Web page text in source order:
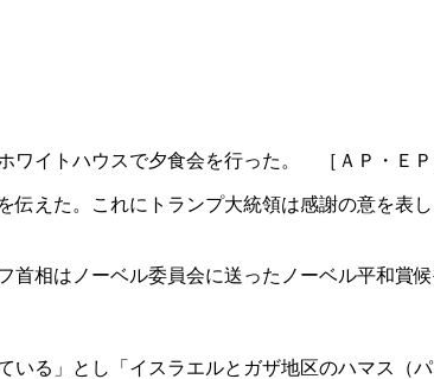
ワイトハウスで夕食会を行った。 ［ＡＰ・ＥＰ
えた。これにトランプ大統領は感謝の意を表
相はノーベル委員会に送ったノーベル平和賞
る」とし「イスラエルとガザ地区のハマス（